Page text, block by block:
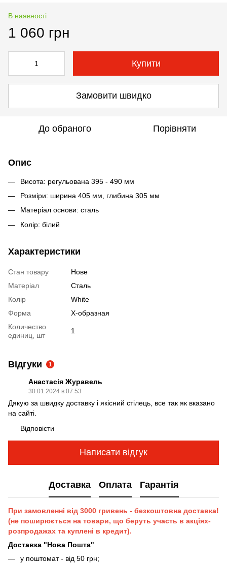
В наявності
1 060 грн
Купити
Замовити швидко
До обраного Порівняти
Опис
Висота: регульована 395 - 490 мм
Розміри: ширина 405 мм, глибина 305 мм
Матеріал основи: сталь
Колір: білий
Характеристики
Стан товару
Нове
Матеріал
Сталь
Колір
White
Форма
Х-образная
Количество
единиц, шт
1
Відгуки 1
Анастасія Журавель
30.01.2024 в 07:53
Дякую за швидку доставку і якісний стілець, все так як вказано
на сайті.
Відповісти
Написати відгук
Доставка Оплата Гарантія
При замовленні від 3000 гривень - безкоштовна доставка!
(не поширюється на товари, що беруть участь в акціях-
розпродажах та куплені в кредит).
Доставка "Нова Пошта"
у поштомат - від 50 грн;